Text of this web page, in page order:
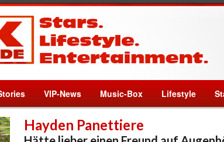
VIP-News Music-Box Lifestyle
Hayden Panettiere